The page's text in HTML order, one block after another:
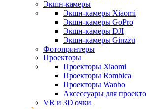
Экшн-камеры
Экшн-камеры Xiaomi
Экшн-камеры GoPro
Экшн-камеры DJI
Экшн-камеры Ginzzu
Фотопринтеры
Проекторы
Проекторы Xiaomi
Проекторы Rombica
Проекторы Wanbo
Аксессуары для
VR и 3D очки